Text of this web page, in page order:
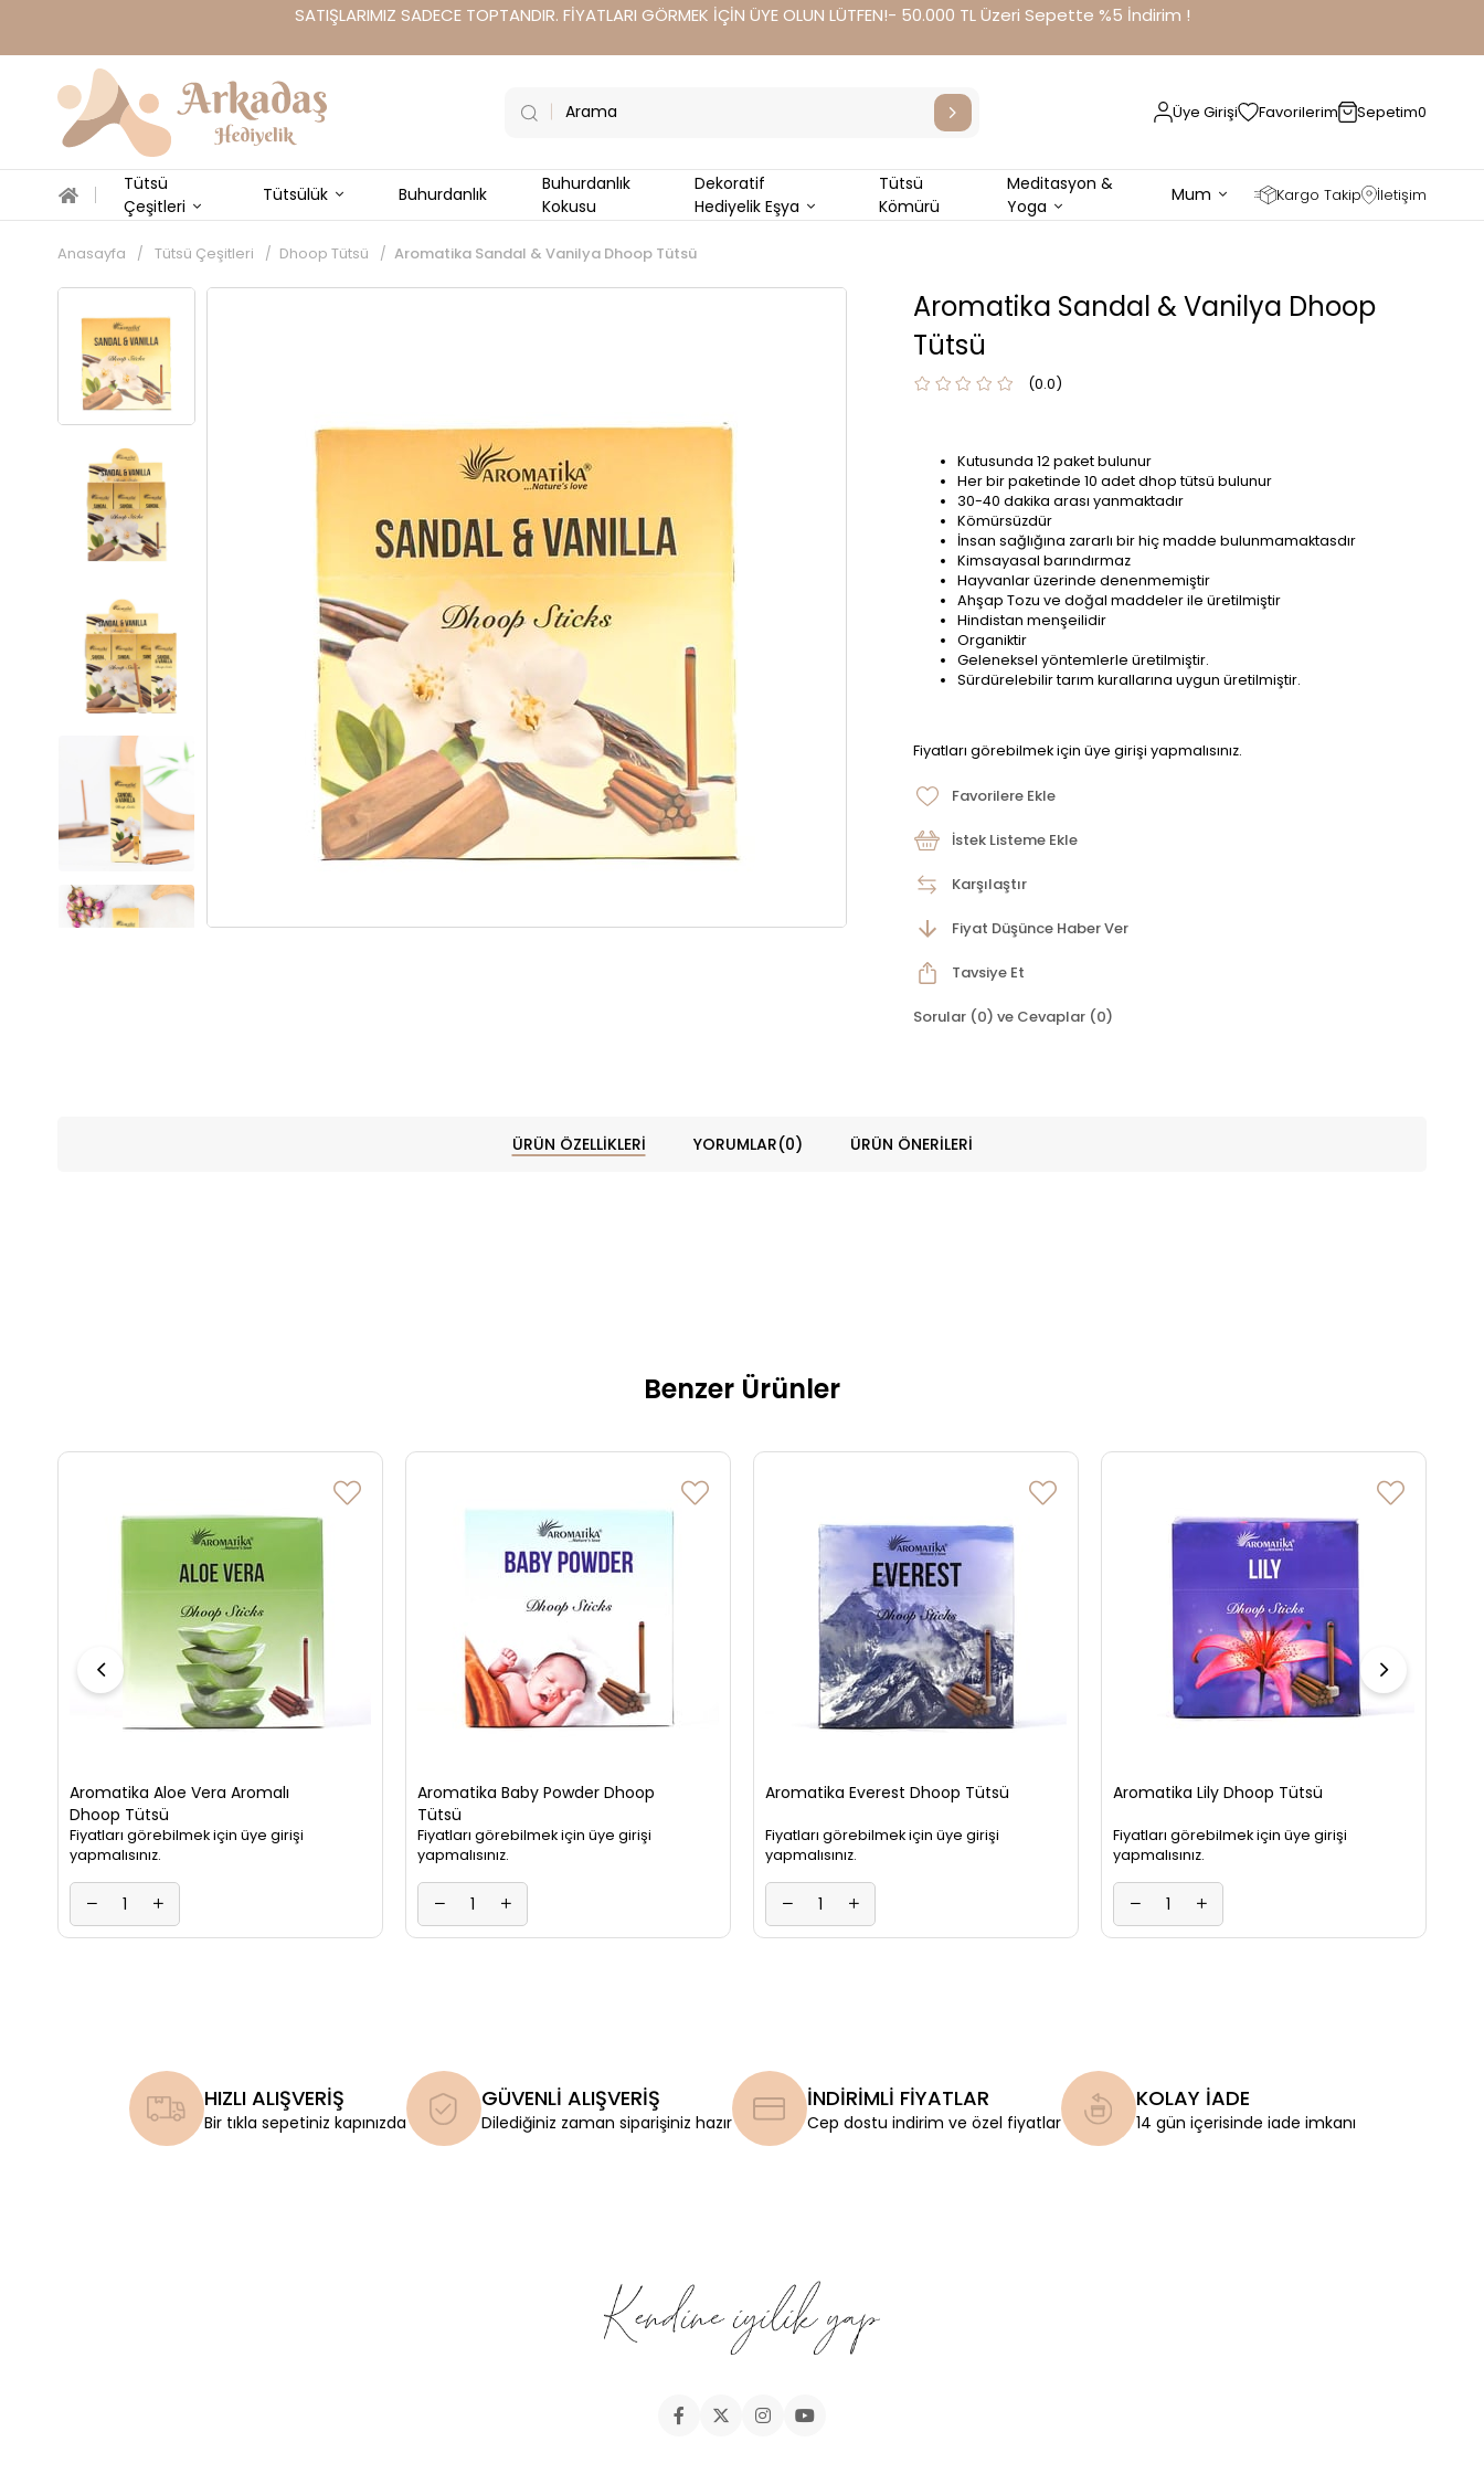
SATIŞLARIMIZ SADECE TOPTANDIR. FİYATLARI GÖRMEK İÇİN ÜYE OLUN LÜTFEN!- 50.000 TL Üzeri Sepette %5 İndirim !
Üye Girişi Favorilerim Sepetim0
Tütsü
Çeşitleri
Tütsülük Buhurdanlık
Buhurdanlık
Kokusu
Dekoratif
Hediyelik Eşya
Tütsü
Kömürü
Meditasyon &
Yoga
Mum Kargo Takip İletişim
Anasayfa Tütsü Çeşitleri Dhoop Tütsü Aromatika Sandal & Vanilya Dhoop Tütsü
Aromatika Sandal & Vanilya Dhoop
Tütsü
0.0
Kutusunda 12 paket bulunur
Her bir paketinde 10 adet dhop tütsü bulunur
30-40 dakika arası yanmaktadır
Kömürsüzdür
İnsan sağlığına zararlı bir hiç madde bulunmamaktasdır
Kimsayasal barındırmaz
Hayvanlar üzerinde denenmemiştir
Ahşap Tozu ve doğal maddeler ile üretilmiştir
Hindistan menşeilidir
Organiktir
Geleneksel yöntemlerle üretilmiştir.
Sürdürelebilir tarım kurallarına uygun üretilmiştir.
Fiyatları görebilmek için üye girişi yapmalısınız.
Favorilere Ekle
İstek Listeme Ekle
Karşılaştır
Fiyat Düşünce Haber Ver
Tavsiye Et
Sorular (0) ve Cevaplar (0)
ÜRÜN ÖZELLIKLERI YORUMLAR(0) ÜRÜN ÖNERILERI
Benzer Ürünler
Aromatika Aloe Vera Aromalı
Dhoop Tütsü
Fiyatları görebilmek için üye girişi
yapmalısınız.
Aromatika Baby Powder Dhoop
Tütsü
Fiyatları görebilmek için üye girişi
yapmalısınız.
Aromatika Everest Dhoop Tütsü
Fiyatları görebilmek için üye girişi
yapmalısınız.
Aromatika Lily Dhoop Tütsü
Fiyatları görebilmek için üye girişi
yapmalısınız.
HIZLI ALIŞVERİŞ
Bir tıkla sepetiniz kapınızda
GÜVENLİ ALIŞVERİŞ
Dilediğiniz zaman siparişiniz hazır
İNDİRİMLİ FİYATLAR
Cep dostu indirim ve özel fiyatlar
KOLAY İADE
14 gün içerisinde iade imkanı